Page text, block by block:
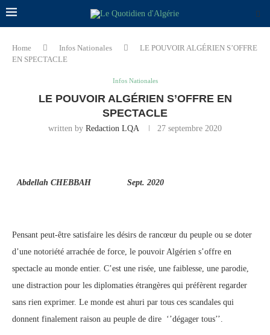
Home Infos Nationales
LE POUVOIR ALGÉRIEN S’OFFRE
EN SPECTACLE
Infos Nationales
LE POUVOIR ALGÉRIEN S’OFFRE EN
SPECTACLE
written by Redaction LQA 27 septembre 2020
Abdellah CHEBBAH Sept. 2020
Pensant peut-être satisfaire les désirs de rancœur du peuple ou se doter
d’une notoriété arrachée de force, le pouvoir Algérien s’offre en
spectacle au monde entier. C’est une risée, une faiblesse, une parodie,
une distraction pour les diplomaties étrangères qui préfèrent regarder
sans rien exprimer. Le monde est ahuri par tous ces scandales qui
donnent finalement raison au peuple de dire ‘’dégager tous’’.